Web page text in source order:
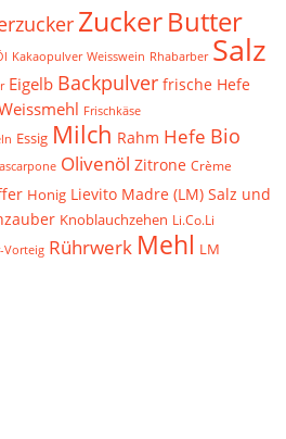
ZuckerButter
Kakaopulver Weisswein Rhabarber Salz
Eigelb Backpulver frische Hefe
Frischkäse
Essig Milch Rahm Hefe Bio
Olivenöl Zitrone Crème
Honig Lievito Madre (LM) Salz und
Knoblauchzehen Li.Co.Li
Vorteig Rührwerk Mehl LM